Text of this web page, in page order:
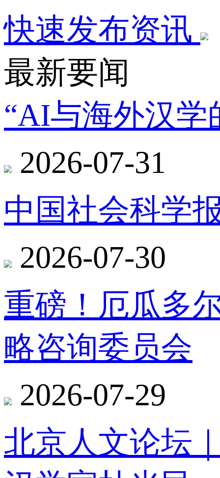
快速发布资讯
最新要闻
“AI与海外汉学
2026-07-31
中国社会科学
2026-07-30
重磅！厄瓜多
略咨询委员会
2026-07-29
北京人文论坛